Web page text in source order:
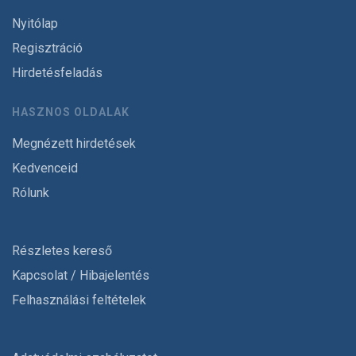
Nyitólap
Regisztráció
Hirdetésfeladás
HASZNOS OLDALAK
Megnézett hirdetések
Kedvenceid
Rólunk
Részletes kereső
Kapcsolat / Hibajelentés
Felhasználási feltételek